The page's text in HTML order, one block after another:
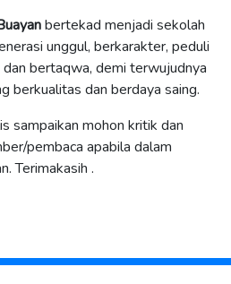
bertekad menjadi sekolah
unggul, berkarakter, peduli
bertaqwa, demi terwujudnya
berkualitas dan berdaya saing.
sampaikan mohon kritik dan
pembaca apabila dalam
Terimakasih .